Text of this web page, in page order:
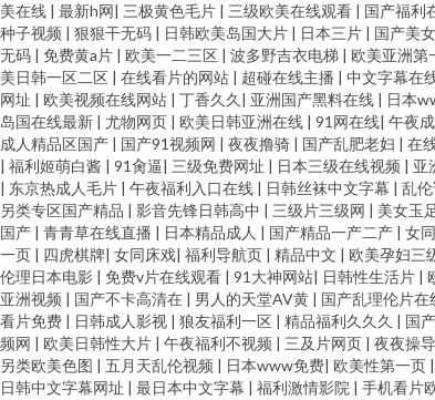
A片 Av夜福利 影视Av第一页 色先锋AVAV 免费观看日本 国
产1 91国产丝袜射精 天堂网wwwaa 免费的黄色网址 国产青
洲 三级国产网址 免费福利视频导航 激情网页 成人色网AV
观看 伊人在线成人视频 日韩深夜视频 美女同性色色 人人操
蕉 午夜理论福利 日本黄网在线 久久青草看片网站 国产第
rj 91少妇喷水视频 亚洲午夜激情 日韩三级网址 美女人人肏
资源站 免费色网 日本色熟女 欧美韩性生在线看 激情六月天
美在线 | 最新h网| 三极黄色毛片 | 三级欧美在线观看 | 国产福利
种子视频 | 狠狠干无码 | 日韩欧美岛国大片 | 日本三片 | 国产美
无码 | 免费黄a片 | 欧美一二三区 | 波多野吉衣电梯 | 欧美亚洲第
美日韩一区二区 | 在线看片的网站 | 超碰在线主播 | 中文字幕在
网址 | 欧美视频在线网站 | 丁香久久 | 亚洲国产黑料在线 | 日本
岛国在线最新 | 尤物网页 | 欧美日韩亚洲在线 | 91网在线| 午夜
成人精品区国产 | 国产91视频网 | 夜夜撸骑 | 国产乱肥老妇 | 在
| 福利姬萌白酱 | 91肏逼| 三级免费网址 | 日本三级在线视频 | 亚
| 东京热成人毛片 | 午夜福利入口在线 | 日韩丝袜中文字幕 | 乱
另类专区国产精品 | 影音先锋日韩高中 | 三级片三级网 | 美女玉
国产 | 青青草在线直播 | 日本精品成人 | 国产精品一产二产 | 女
一页 | 四虎棋牌| 女同床戏| 福利导航页 | 精品中文 | 欧美孕妇三
伦理日本电影 | 免费v片在线观看 | 91大神网站| 日韩性生活片 |
亚洲视频 | 国产不卡高清在 | 男人的天堂AV黄 | 国产乱理伦片在
看片免费 | 日韩成人影视 | 狼友福利一区 | 精品福利久久久 | 国
频网 | 欧美日韩性大片 | 午夜福利不视频 | 三及片网页 | 夜夜操
另类欧美色图 | 五月天乱伦视频 | 日本www免费| 欧美性第一页 |
日韩中文字幕网址 | 最日本中文字幕 | 福利激情影院 | 手机看片